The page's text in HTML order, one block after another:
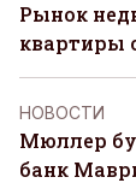
Рынок
квартиры
НОВОСТИ
Мюллер
банк